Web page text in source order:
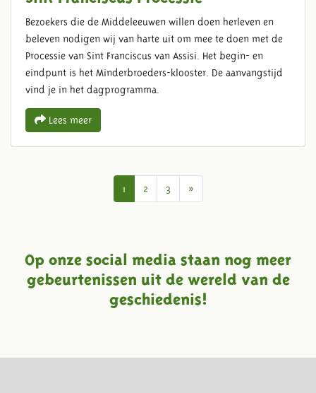
Bezoekers die de Middeleeuwen willen doen herleven en
beleven nodigen wij van harte uit om mee te doen met de
Processie van Sint Franciscus van Assisi. Het begin- en
eindpunt is het Minderbroeders-klooster. De aanvangstijd
vind je in het dagprogramma.
Lees meer
1 2 3 Volgende
»
Op onze social media staan nog meer
gebeurtenissen uit de wereld van de
geschiedenis!